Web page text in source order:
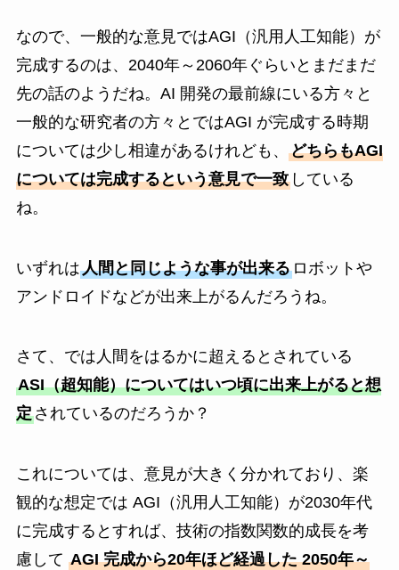
なので、一般的な意見ではAGI（汎用人工知能）が
完成するのは、2040年～2060年ぐらいとまだまだ
先の話のようだね。AI 開発の最前線にいる方々と
一般的な研究者の方々とではAGI が完成する時期
については少し相違があるけれども、 どちらもAGI
については完成するという意見で一致している
ね。
いずれは人間と同じような事が出来るロボットや
アンドロイドなどが出来上がるんだろうね。
さて、では人間をはるかに超えるとされている
ASI（超知能）についてはいつ頃に出来上がると想
定されているのだろうか？
これについては、意見が大きく分かれており、楽
観的な想定では AGI（汎用人工知能）が2030年代
に完成するとすれば、技術の指数関数的成長を考
慮して AGI 完成から20年ほど経過した 2050年～